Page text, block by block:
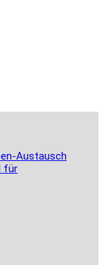
Austausch
für